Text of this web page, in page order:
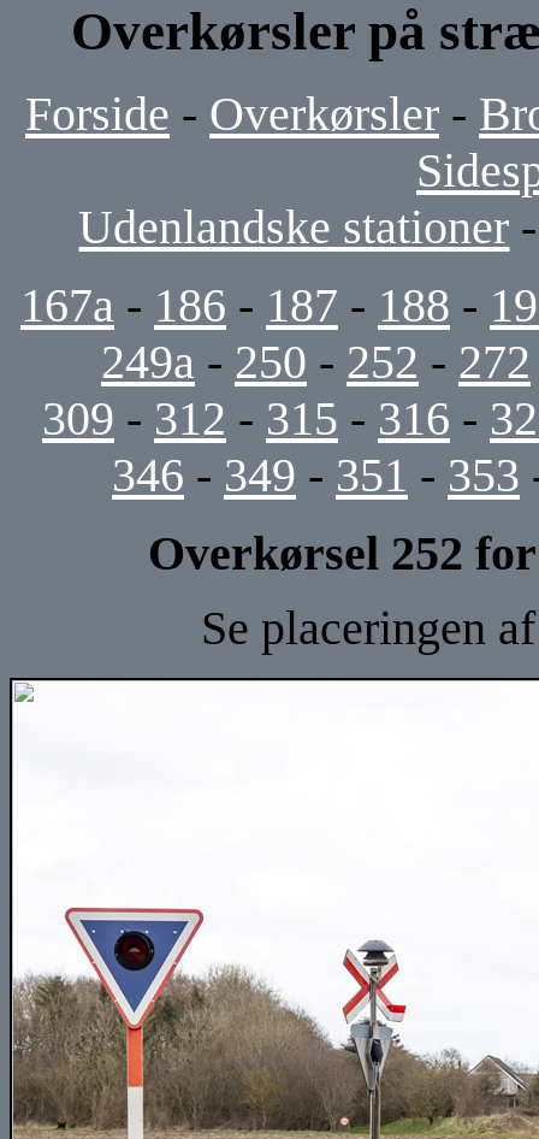
Overkørsler på
Forside - Overkørsler -
Udenlandske stationer
167a - 186 - 187 - 188 -
249a - 250 - 252 - 272
309 - 312 - 315 - 316 -
346 - 349 - 351 - 353
Overkørsel 252
Se placeringen